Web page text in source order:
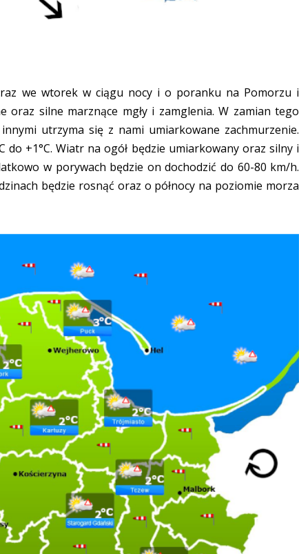
we wtorek w ciągu nocy i o poranku na Pomorzu i
oraz silne marznące mgły i zamglenia. W zamian tego
utrzyma się z nami umiarkowane zachmurzenie.
+1°C. Wiatr na ogół będzie umiarkowany oraz silny i
w porywach będzie on dochodzić do 60-80 km/h.
będzie rosnąć oraz o północy na poziomie morza